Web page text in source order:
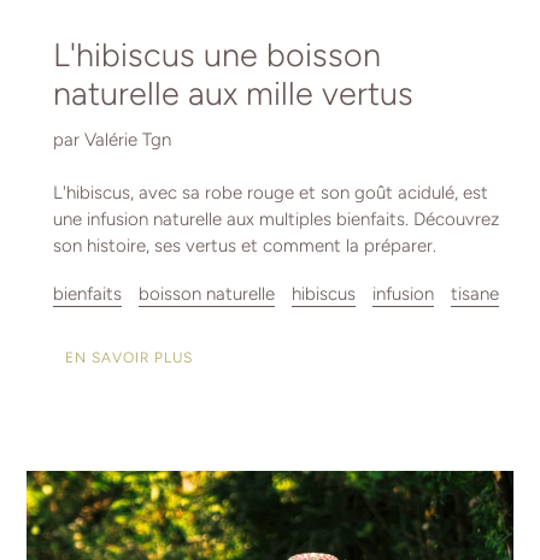
L'hibiscus une boisson
naturelle aux mille vertus
par Valérie Tgn
L'hibiscus, avec sa robe rouge et son goût acidulé, est
une infusion naturelle aux multiples bienfaits. Découvrez
son histoire, ses vertus et comment la préparer.
bienfaits boisson naturelle hibiscus infusion tisane
EN SAVOIR PLUS